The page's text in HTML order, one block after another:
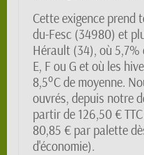
Cette exigence prend
du-Fesc (34980) et
Hérault (34), où 5,7%
E, F ou G et où les
8,5°C de moyenne.
ouvrés, depuis notre
partir de 126,50 €
80,85 € par palette
d'économie).